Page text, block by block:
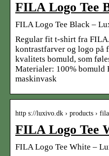
FILA Logo Tee
FILA Logo Tee Black –
Regular fit t-shirt fra
kontrastfarver og logo på
kvalitets bomuld, som
Materialer: 100% bomuld
maskinvask
http s://luxivo.dk › products ›
FILA Logo Tee
FILA Logo Tee White –